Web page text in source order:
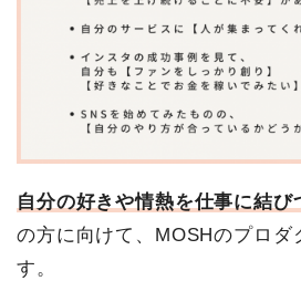
自分の好きや情熱を仕事に結び
の方に向けて、MOSHのプロダ
す。